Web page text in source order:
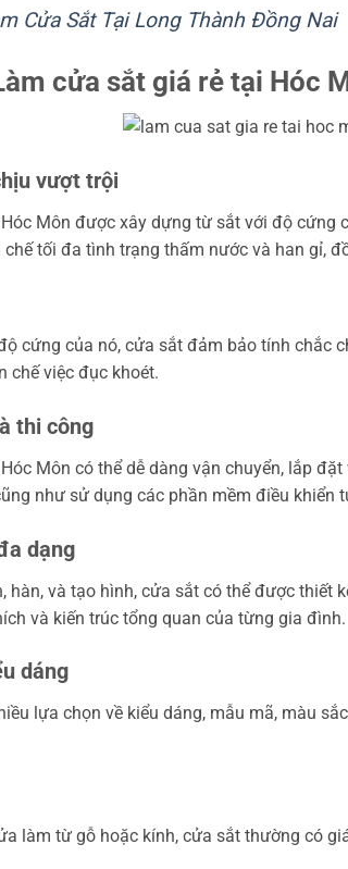
Cửa Sắt Tại Long Thành Đồng Nai
cửa sắt giá rẻ tại Hóc
vượt trội
Môn được xây dựng từ sắt với độ
tối đa tình trạng thấm nước và han gỉ,
cứng của nó, cửa sắt đảm bảo tính chắc
chế việc đục khoét.
thi công
Môn có thể dễ dàng vận chuyển, lắp
như sử dụng các phần mềm điều
dạng
hàn, và tạo hình, cửa sắt có thể được
và kiến trúc tổng quan của từng gia đình.
dáng
lựa chọn về kiểu dáng, mẫu mã, màu
làm từ gỗ hoặc kính, cửa sắt thường có